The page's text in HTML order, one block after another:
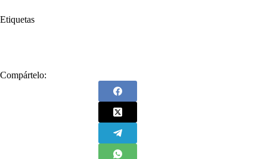
Etiquetas
Compártelo: